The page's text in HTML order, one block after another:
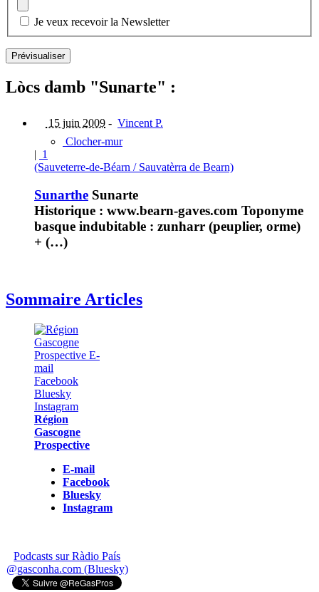
Je veux recevoir la Newsletter
Lòcs damb "Sunarte" :
15 juin 2009 - Vincent P.
Clocher-mur
| 1
(Sauveterre-de-Béarn / Sauvatèrra de Bearn)
Sunarthe Sunarte
Historique : www.bearn-gaves.com Toponyme
basque indubitable : zunharr (peuplier, orme)
+ (…)
Sommaire Articles
Région
Gascogne
Prospective
E-mail
Facebook
Bluesky
Instagram
Podcasts sur Ràdio País
@gasconha.com (Bluesky)